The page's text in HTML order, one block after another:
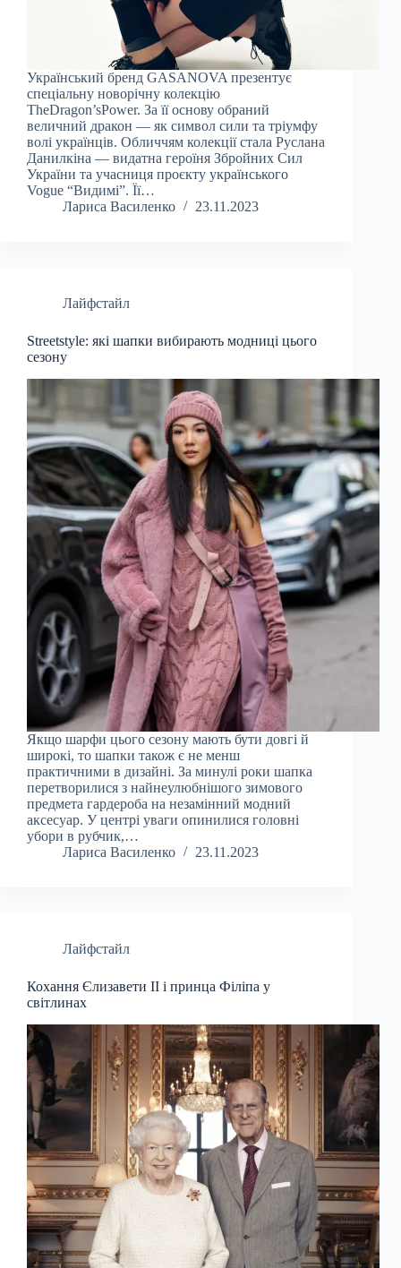
Український бренд GASANOVA презентує
спеціальну новорічну колекцію
TheDragon’sPower. За її основу обраний
величний дракон — як символ сили та тріумфу
волі українців. Обличчям колекції стала Руслана
Данилкіна — видатна героїня Збройних Сил
України та учасниця проєкту українського
Vogue “Видимі”. Її…
Лариса Василенко
23.11.2023
Лайфстайл
Streetstyle: які шапки вибирають модниці цього
сезону
Якщо шарфи цього сезону мають бути довгі й
широкі, то шапки також є не менш
практичними в дизайні. За минулі роки шапка
перетворилися з найнеулюбнішого зимового
предмета гардероба на незамінний модний
аксесуар. У центрі уваги опинилися головні
убори в рубчик,…
Лариса Василенко
23.11.2023
Лайфстайл
Кохання Єлизавети II і принца Філіпа у
світлинах